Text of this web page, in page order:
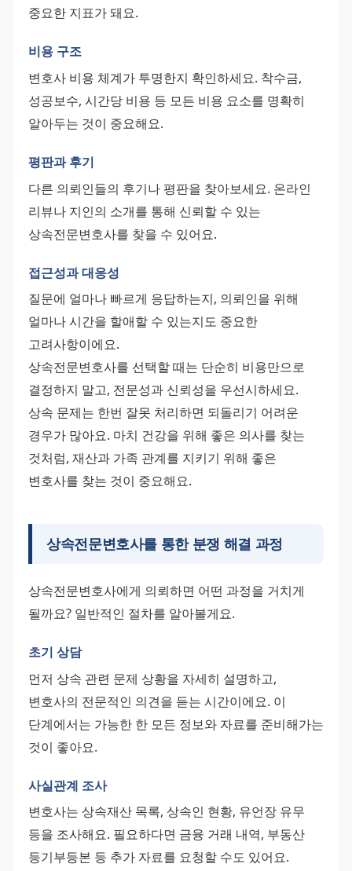
중요한 지표가 돼요.
비용 구조
변호사 비용 체계가 투명한지 확인하세요. 착수금,
성공보수, 시간당 비용 등 모든 비용 요소를 명확히
알아두는 것이 중요해요.
평판과 후기
다른 의뢰인들의 후기나 평판을 찾아보세요. 온라인
리뷰나 지인의 소개를 통해 신뢰할 수 있는
상속전문변호사를 찾을 수 있어요.
접근성과 대응성
질문에 얼마나 빠르게 응답하는지, 의뢰인을 위해
얼마나 시간을 할애할 수 있는지도 중요한
고려사항이에요.
상속전문변호사를 선택할 때는 단순히 비용만으로
결정하지 말고, 전문성과 신뢰성을 우선시하세요.
상속 문제는 한번 잘못 처리하면 되돌리기 어려운
경우가 많아요. 마치 건강을 위해 좋은 의사를 찾는
것처럼, 재산과 가족 관계를 지키기 위해 좋은
변호사를 찾는 것이 중요해요.
상속전문변호사를 통한 분쟁 해결 과정
상속전문변호사에게 의뢰하면 어떤 과정을 거치게
될까요? 일반적인 절차를 알아볼게요.
초기 상담
먼저 상속 관련 문제 상황을 자세히 설명하고,
변호사의 전문적인 의견을 듣는 시간이에요. 이
단계에서는 가능한 한 모든 정보와 자료를 준비해가는
것이 좋아요.
사실관계 조사
변호사는 상속재산 목록, 상속인 현황, 유언장 유무
등을 조사해요. 필요하다면 금융 거래 내역, 부동산
등기부등본 등 추가 자료를 요청할 수도 있어요.